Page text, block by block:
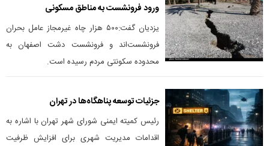
ورود فرونشست به مناطق مسکونی
یزدیان گفت:۵۰۰ هزار چاه غیرمجاز عامل بحران
فرونشست‌اند و فرونشست دشت اصفهان به
محدوده سکونتی مردم رسیده است.
جزئیات توسعه پناهگاه‌ها در تهران
رئیس کمیته ایمنی شورای شهر تهران با اشاره به
اقدامات مدیریت شهری برای افزایش ظرفیت